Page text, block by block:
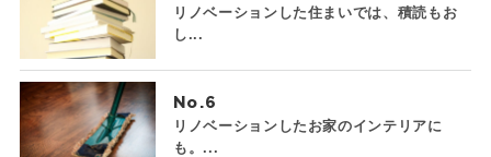
リノベーションした住まいでは、積読もお
し...
No.
リノベーションしたお家のインテリアに
も。...